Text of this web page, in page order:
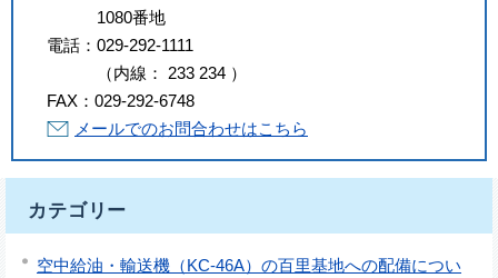
1080番地
電話： 029-292-1111
（内線 ： 233 234 ）
FAX： 029-292-6748
メールでのお問合わせはこちら
カテゴリー
空中給油・輸送機（KC-46A）の百里基地への配備につい